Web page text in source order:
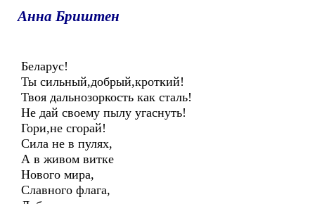
Анна Бриштен
Беларус!
Ты сильный,добрый,кроткий!
Твоя дальнозоркость как сталь!
Не дай своему пылу угаснуть!
Гори,не сгорай!
Сила не в пулях,
А в живом витке
Нового мира,
Славного флага,